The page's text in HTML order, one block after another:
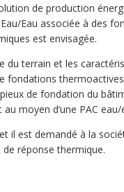
de production
Eau associée à des
est envisagée.
du terrain et les
fondations
de fondation du
moyen d’une PAC
il est demandé à la
réponse thermique.